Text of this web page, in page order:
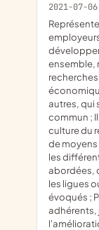
2021-07-06
représenter les clubs et association de handball
ensemble,
autres, qui
commun ;
culture du
de
les
abordées,
les ligues
évoqués ;
adhérents,